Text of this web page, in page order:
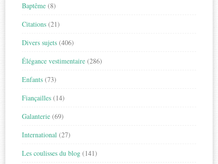
Baptême (8)
Citations (21)
Divers sujets (406)
Élégance vestimentaire (286)
Enfants (73)
Fiançailles (14)
Galanterie (69)
International (27)
Les coulisses du blog (141)